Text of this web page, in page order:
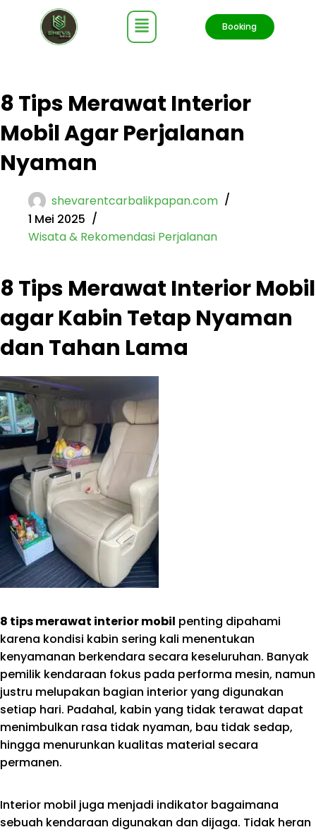
Booking
8 Tips Merawat Interior
Mobil Agar Perjalanan
Nyaman
shevarentcarbalikpapan.com
1 Mei 2025
Wisata & Rekomendasi Perjalanan
8 Tips Merawat Interior Mobil
agar Kabin Tetap Nyaman
dan Tahan Lama
8 tips merawat interior mobil penting dipahami
karena kondisi kabin sering kali menentukan
kenyamanan berkendara secara keseluruhan. Banyak
pemilik kendaraan fokus pada performa mesin, namun
justru melupakan bagian interior yang digunakan
setiap hari. Padahal, kabin yang tidak terawat dapat
menimbulkan rasa tidak nyaman, bau tidak sedap,
hingga menurunkan kualitas material secara
permanen.
Interior mobil juga menjadi indikator bagaimana
sebuah kendaraan digunakan dan dijaga. Tidak heran